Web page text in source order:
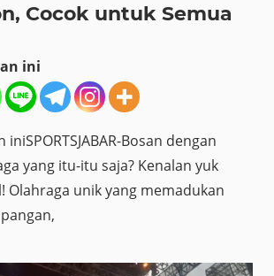
Cocok untuk Semua
ini
Bosan dengan
yang itu-itu saja? Kenalan yuk
Olahraga unik yang memadukan